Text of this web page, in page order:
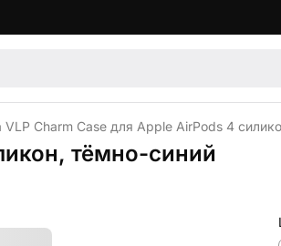
VLP Charm Case для Apple AirPods 4
тёмно-синий